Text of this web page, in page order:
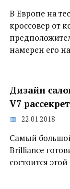
В Европе на
кроссовер от
намерен его
Дизайн
V7
22.01.2018
Самый
Brilliance
состоится